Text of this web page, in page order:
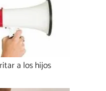
a los hijos